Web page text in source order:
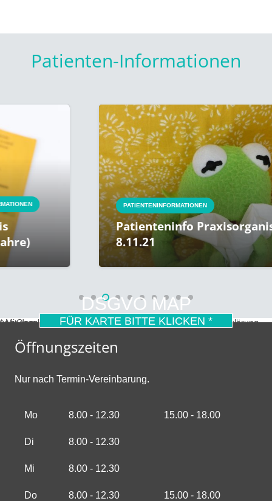
Patienten-Informationen
PATIENTENINFORMATIONEN
Patienteninfo Praxisorganisation
8.11.21
DSGVO MAP
FÜR KARTE BITTE KLICKEN *
* Mit dem Laden der Karte akzeptierst du die Datenschutzerklärung von Google. Mehr erfahren
Öffnungszeiten
Nur nach Termin-Vereinbarung.
Mo 8.00 - 12.30 15.00 - 18.00
Di 8.00 - 12.30
Mi 8.00 - 12.30
Do 8.00 - 12.30 15.00 - 18.00